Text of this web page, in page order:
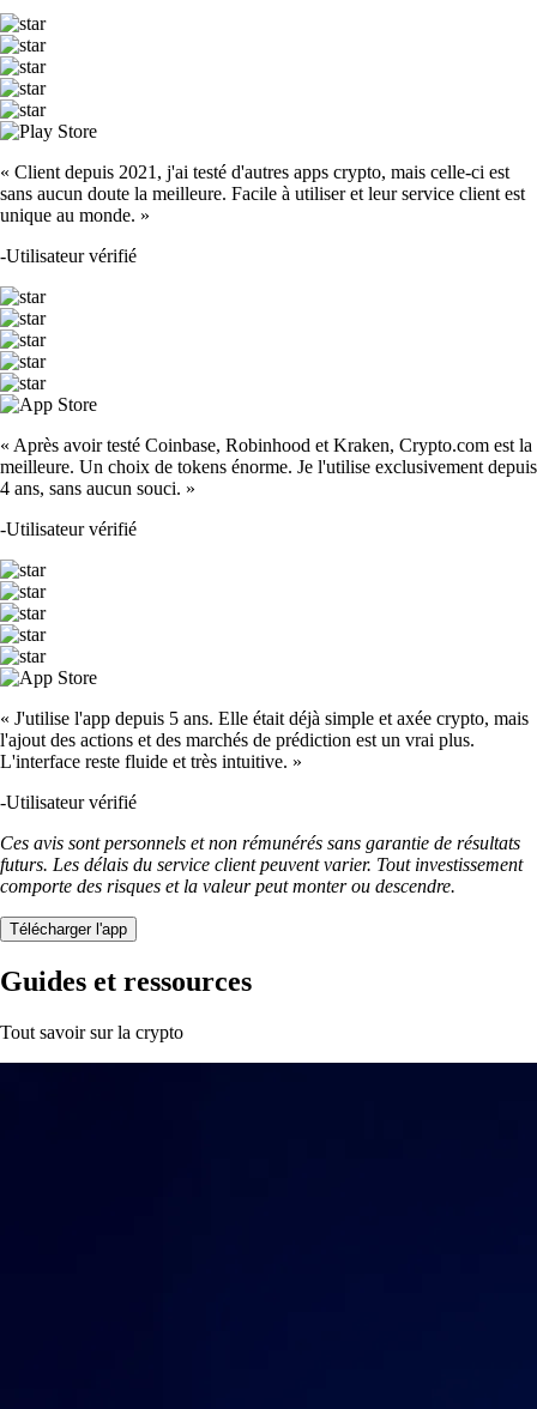
« Client depuis 2021, j'ai testé d'autres apps crypto, mais celle-ci est
sans aucun doute la meilleure. Facile à utiliser et leur service client est
unique au monde. »
-Utilisateur vérifié
« Après avoir testé Coinbase, Robinhood et Kraken, Crypto.com est la
meilleure. Un choix de tokens énorme. Je l'utilise exclusivement depuis
4 ans, sans aucun souci. »
-Utilisateur vérifié
« J'utilise l'app depuis 5 ans. Elle était déjà simple et axée crypto, mais
l'ajout des actions et des marchés de prédiction est un vrai plus.
L'interface reste fluide et très intuitive. »
-Utilisateur vérifié
Ces avis sont personnels et non rémunérés sans garantie de résultats
futurs. Les délais du service client peuvent varier. Tout investissement
comporte des risques et la valeur peut monter ou descendre.
Télécharger l'app
Guides et ressources
Tout savoir sur la crypto